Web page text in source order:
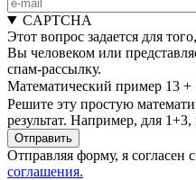
CAPTCHA
Этот вопрос задается для
Вы человеком или
спам-рассылку.
Математический пример 13 +
Решите эту простую
результат. Например, для 1+3,
Отправляя форму, я согласен
соглашения.